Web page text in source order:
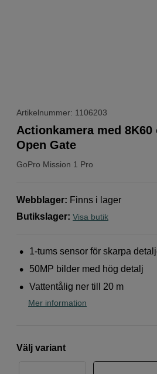
Artikelnummer: 1106203
GoPro Mission 1 Pro
Actionkamera med
Open Gate
Webblager: Finns i lager
Butikslager: Visa butik
1-tums sensor för skarpa
50MP bilder med hög detalj
Vattentålig ner till 20 m
Mer information
Välj variant